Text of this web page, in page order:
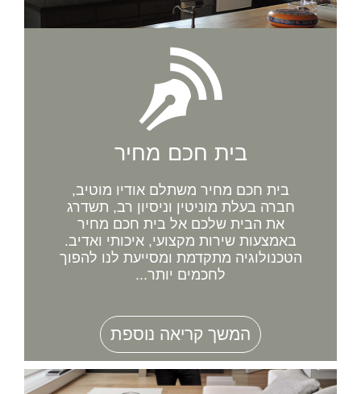
בית חכם מחיר
בית חכם מחיר משתלם אודיו מוטיב,
חברה בעלת מוניטין וניסיון רב, תשדרג
את הבית שלכם אל בית חכם מחיר
באמצעות שירות מקצועי, איכותי ואדיב.
הטכנולוגיה מתקדמת ומסייעת לנו להפוך
לחכמים יותר...
המשך קריאה נוספת